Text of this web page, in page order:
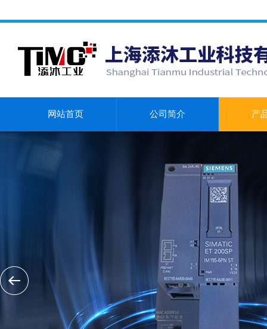
网站首页 公司简介 产